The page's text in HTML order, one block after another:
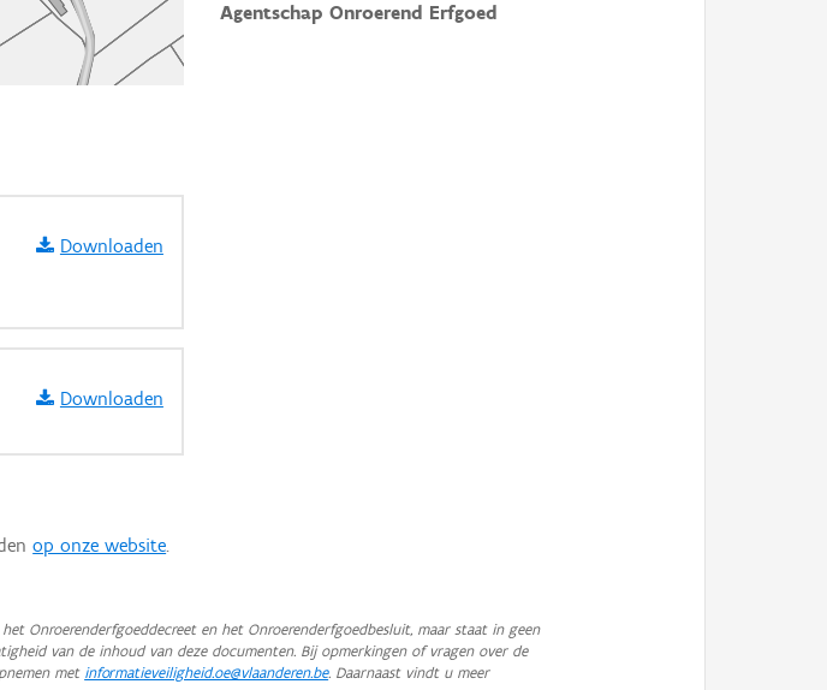
Agentschap Onroerend Erfgoed
Downloaden
Downloaden
op onze website.
Onroerenderfgoeddecreet en het Onroerenderfgoedbesluit, maar staat in geen
van de inhoud van deze documenten. Bij opmerkingen of vragen over de
met informatieveiligheid.oe@vlaanderen.be. Daarnaast vindt u meer